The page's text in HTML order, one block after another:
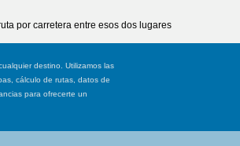
por carretera entre esos dos lugares
destino. Utilizamos las
cálculo de rutas, datos de
para ofrecerte un